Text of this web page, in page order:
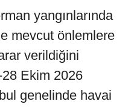
yangınlarında
mevcut önlemlere
verildiğini
Ekim 2026
genelinde havai